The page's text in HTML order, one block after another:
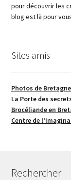
pour découvrir les
blog est là pour
Sites amis
Photos de Bretagne
La Porte des
Brocéliande en
Centre de
Rechercher